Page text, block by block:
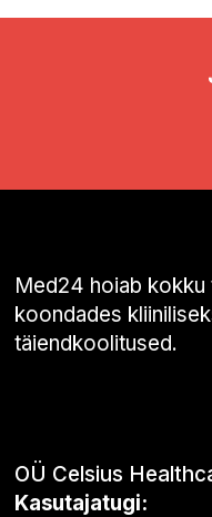
Med24 hoiab
koondades
täiendkoolitused.
OÜ Celsius
Kasutajatugi: